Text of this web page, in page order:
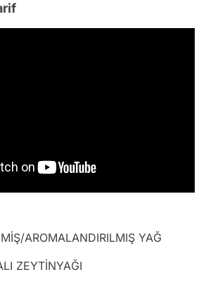
AROMALANDIRILMIŞ YAĞ
ZEYTİNYAĞI